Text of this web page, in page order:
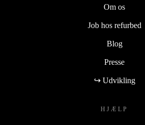
Om os
Job hos refurbed
Blog
Presse
↪ Udvikling
HJÆLP